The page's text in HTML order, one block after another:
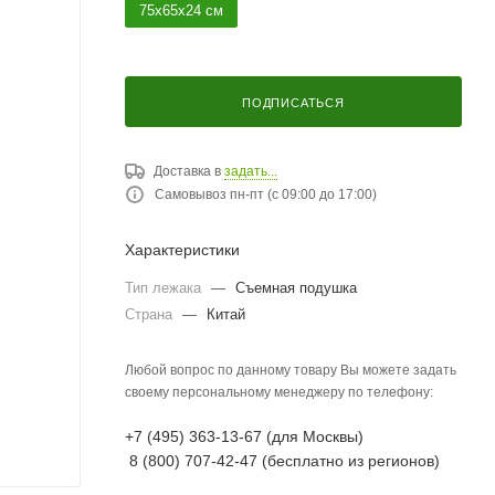
75х65х24 см
ПОДПИСАТЬСЯ
Доставка в задать...
Самовывоз пн-пт (с 09:00 до 17:00)
Характеристики
Тип лежака — Съемная подушка
Страна — Китай
Любой вопрос по данному товару Вы можете задать
своему персональному менеджеру по телефону:
+7 (495) 363-13-67 (для Москвы)
8 (800) 707-42-47 (бесплатно из регионов)